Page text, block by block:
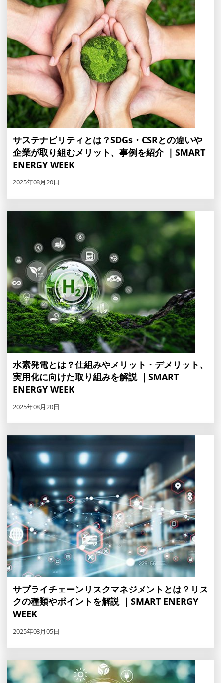
サステナビリティとは？SDGs・CSRとの違いや
企業が取り組むメリット、事例を紹介 ｜SMART
ENERGY WEEK
2025年08月20日
水素発電とは？仕組みやメリット・デメリット、
実用化に向けた取り組みを解説 ｜SMART
ENERGY WEEK
2025年08月20日
サプライチェーンリスクマネジメントとは？リス
クの種類やポイントを解説 ｜SMART ENERGY
WEEK
2025年08月05日